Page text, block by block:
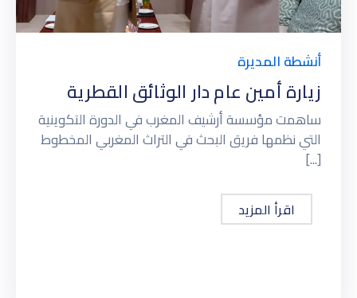
أنشطة المديرة
زيارة أمين عام دار الوثائق القطرية
ساهمت مؤسسة أرشيف المغرب في الدورة التكوينية
التي نظمها فريق البحث في التراث المغربي المخطوط
[...]
اقرأ المزيد